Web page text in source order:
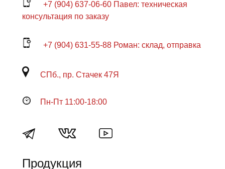
+7 (904) 637-06-60 Павел: техническая
консультация по заказу
+7 (904) 631-55-88 Роман: склад, отправка
СПб., пр. Стачек 47Я
Пн-Пт 11:00-18:00
Продукция